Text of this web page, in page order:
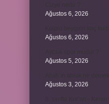
Ağustos 6, 2026
Ağustos 6, 2026
Ağustos 5, 2026
Ağustos 3, 2026